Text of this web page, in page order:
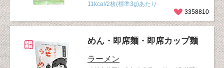
11kcal/2枚(標準3g)あたり
3358810
めん・即席麺・即席カップ麺
ラーメン